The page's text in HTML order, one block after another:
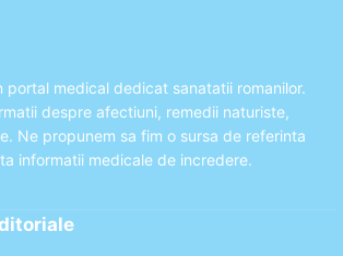
portal medical dedicat sanatatii romanilor.
despre afectiuni, remedii naturiste,
Ne propunem sa fim o sursa de referinta
informatii medicale de incredere.